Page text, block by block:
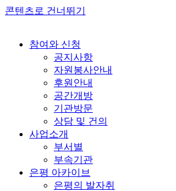
콘텐츠로 건너뛰기
참여와 신청
공지사항
자원봉사안내
후원안내
공간개방
기관방문
상담 및 건의
사업소개
부서별
부속기관
은평 아카이브
은평의 발자취